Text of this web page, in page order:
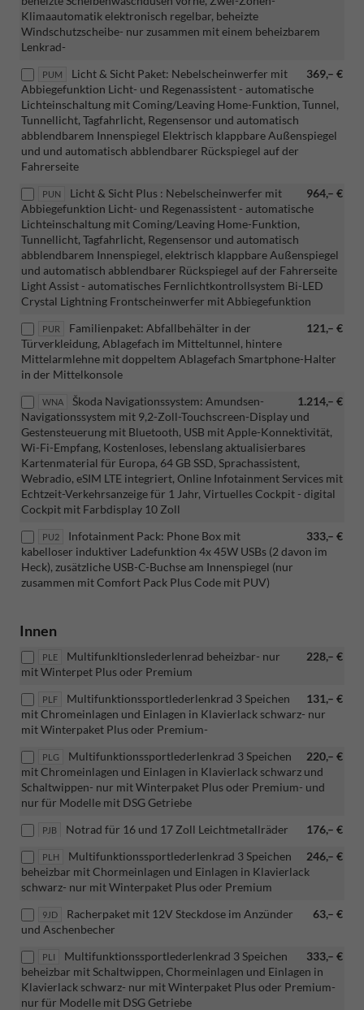
Klimaautomatik elektronisch regelbar, beheizte
Windschutzscheibe- nur zusammen mit einem beheizbarem
Lenkrad-
PUM 369,– €
Licht & Sicht Paket: Nebelscheinwerfer mit
Abbiegefunktion Licht- und Regenassistent - automatische
Lichteinschaltung mit Coming/Leaving Home-Funktion, Tunnel,
Tunnellicht, Tagfahrlicht, Regensensor und automatisch
abblendbarem Innenspiegel Elektrisch klappbare Außenspiegel
und und automatisch abblendbarer Rückspiegel auf der
Fahrerseite
PUN 964,– €
Licht & Sicht Plus : Nebelscheinwerfer mit
Abbiegefunktion Licht- und Regenassistent - automatische
Lichteinschaltung mit Coming/Leaving Home-Funktion,
Tunnellicht, Tagfahrlicht, Regensensor und automatisch
abblendbarem Innenspiegel, elektrisch klappbare Außenspiegel
und automatisch abblendbarer Rückspiegel auf der Fahrerseite
Light Assist - automatisches Fernlichtkontrollsystem Bi-LED
Crystal Lightning Frontscheinwerfer mit Abbiegefunktion
PUR 121,– €
Familienpaket: Abfallbehälter in der
Türverkleidung, Ablagefach im Mitteltunnel, hintere
Mittelarmlehne mit doppeltem Ablagefach Smartphone-Halter
in der Mittelkonsole
WNA 1.214,– €
Škoda Navigationssystem: Amundsen-
Navigationssystem mit 9,2-Zoll-Touchscreen-Display und
Gestensteuerung mit Bluetooth, USB mit Apple-Konnektivität,
Wi-Fi-Empfang, Kostenloses, lebenslang aktualisierbares
Kartenmaterial für Europa, 64 GB SSD, Sprachassistent,
Webradio, eSIM LTE integriert, Online Infotainment Services mit
Echtzeit-Verkehrsanzeige für 1 Jahr, Virtuelles Cockpit - digital
Cockpit mit Farbdisplay 10 Zoll
PU2 333,– €
Infotainment Pack: Phone Box mit
kabelloser induktiver Ladefunktion 4x 45W USBs (2 davon im
Heck), zusätzliche USB-C-Buchse am Innenspiegel (nur
zusammen mit Comfort Pack Plus Code mit PUV)
Innen
PLE 228,– €
Multifunkltionslederlenrad beheizbar- nur
mit Winterpet Plus oder Premium
PLF 131,– €
Multifunktionssportlederlenkrad 3 Speichen
mit Chromeinlagen und Einlagen in Klavierlack schwarz- nur
mit Winterpaket Plus oder Premium-
PLG 220,– €
Multifunktionssportlederlenkrad 3 Speichen
mit Chromeinlagen und Einlagen in Klavierlack schwarz und
Schaltwippen- nur mit Winterpaket Plus oder Premium- und
nur für Modelle mit DSG Getriebe
PJB 176,– €
Notrad für 16 und 17 Zoll Leichtmetallräder
PLH 246,– €
Multifunktionssportlederlenkrad 3 Speichen
beheizbar mit Chormeinlagen und Einlagen in Klavierlack
schwarz- nur mit Winterpaket Plus oder Premium
9JD 63,– €
Racherpaket mit 12V Steckdose im Anzünder
und Aschenbecher
PLI 333,– €
Multifunktionssportlederlenkrad 3 Speichen
beheizbar mit Schaltwippen, Chormeinlagen und Einlagen in
Klavierlack schwarz- nur mit Winterpaket Plus oder Premium-
nur für Modelle mit DSG Getriebe